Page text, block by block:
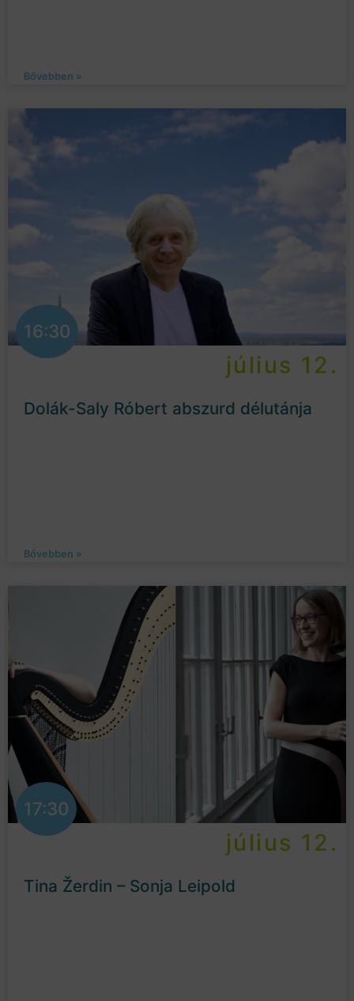
Bővebben »
16:30
július 12.
Dolák-Saly Róbert abszurd délutánja
Bővebben »
17:30
július 12.
Tina Žerdin – Sonja Leipold